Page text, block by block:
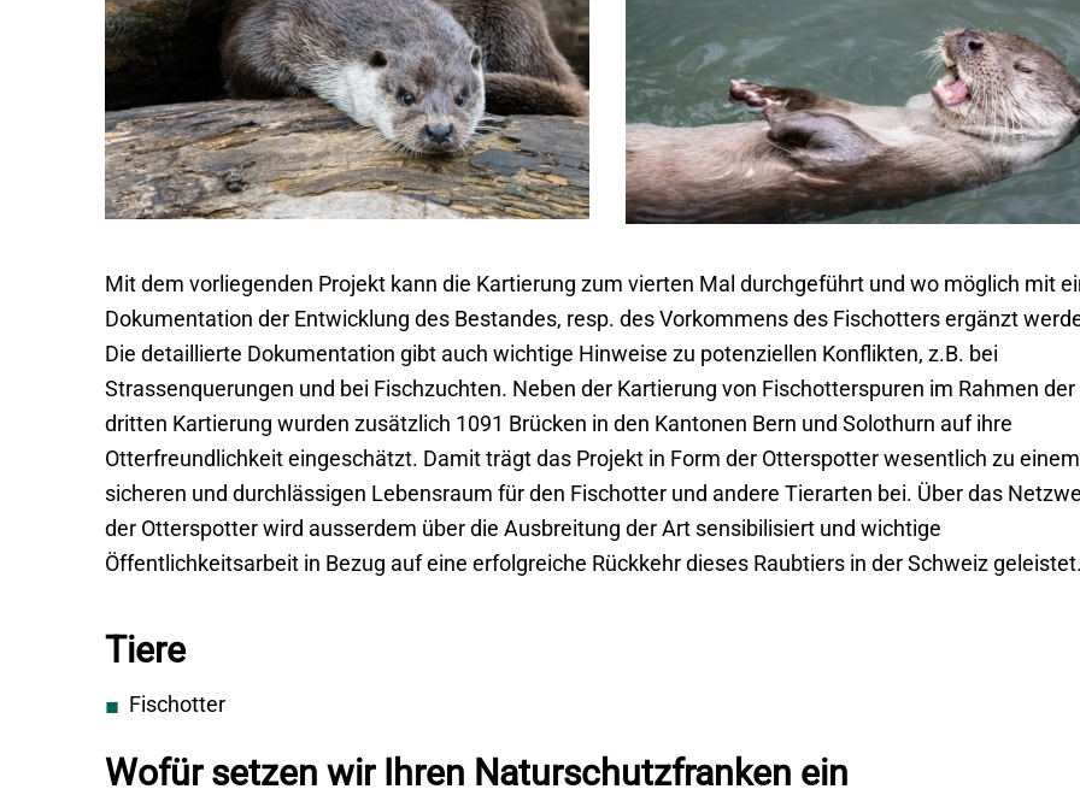
Mit dem vorliegenden Projekt kann die Kartierung zum vierten Mal durchgeführt und wo möglich mit
Dokumentation der Entwicklung des Bestandes, resp. des Vorkommens des Fischotters ergänzt
Die detaillierte Dokumentation gibt auch wichtige Hinweise zu potenziellen Konflikten, z.B. bei
Strassenquerungen und bei Fischzuchten. Neben der Kartierung von Fischotterspuren im Rahmen der
dritten Kartierung wurden zusätzlich 1091 Brücken in den Kantonen Bern und Solothurn auf ihre
Otterfreundlichkeit eingeschätzt. Damit trägt das Projekt in Form der Otterspotter wesentlich zu einem
sicheren und durchlässigen Lebensraum für den Fischotter und andere Tierarten bei. Über das
der Otterspotter wird ausserdem über die Ausbreitung der Art sensibilisiert und wichtige
Öffentlichkeitsarbeit in Bezug auf eine erfolgreiche Rückkehr dieses Raubtiers in der Schweiz geleistet.
Tiere
Fischotter
Wofür setzen wir Ihren Naturschutzfranken ein